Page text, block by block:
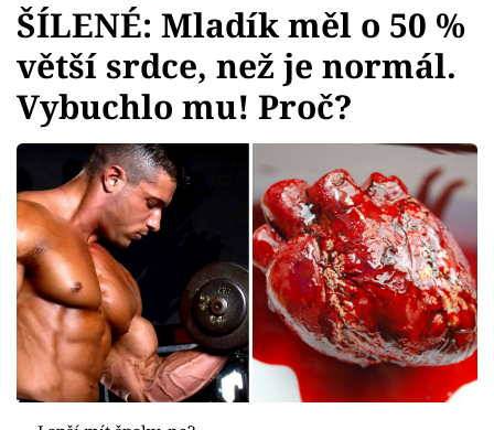
Témata
Showbyznys
Youtubeři
Virály
Sex a vztahy
Videa
Sledujte prima+
ŠÍLENÉ: Mladík měl o 50 %
větší srdce, než je normál.
Vybuchlo mu! Proč?